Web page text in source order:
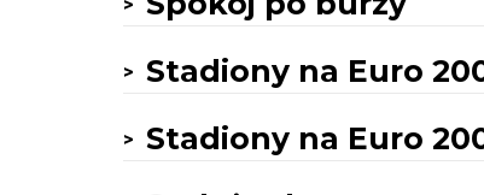
Stadiony na Euro
Stadiony na Euro